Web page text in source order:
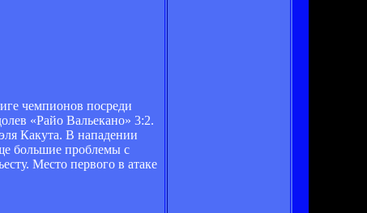
чемпионов посреди
«Райо Вальекано» 3:2.
Какута. В нападении
большие проблемы с
Место первого в атаке